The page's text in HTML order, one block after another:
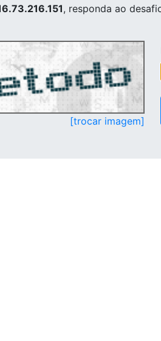
, responda ao
[trocar imagem]